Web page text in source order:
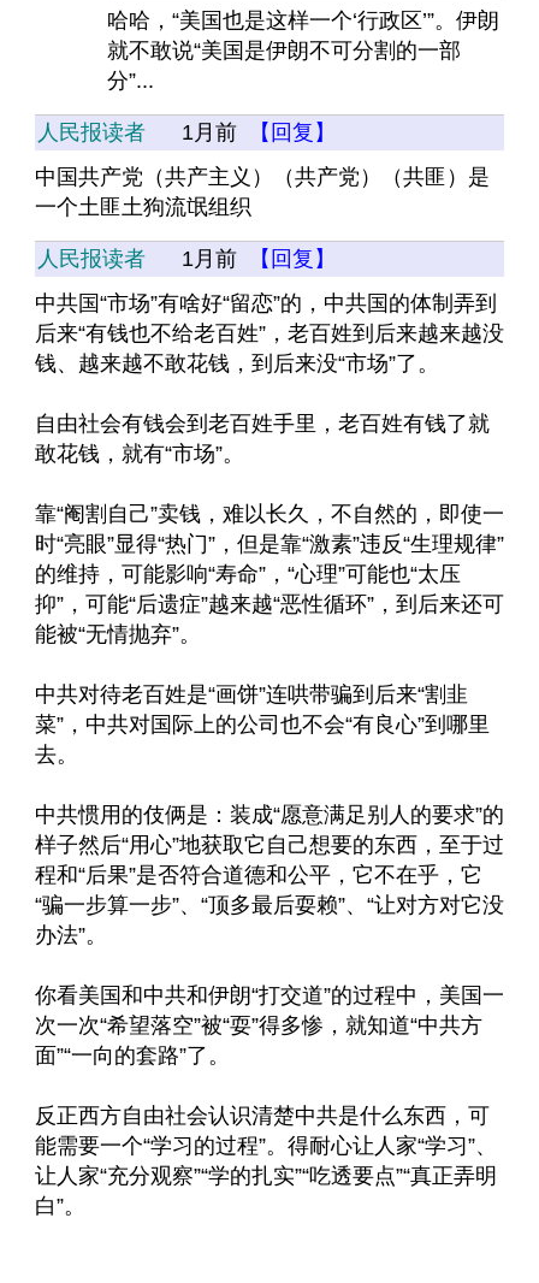
哈哈，“美国也是这样一个‘行政区’”。伊朗
就不敢说“美国是伊朗不可分割的一部
分”...
人民报读者 1月前
【回复】
中国共产党（共产主义）（共产党）（共匪）是
一个土匪土狗流氓组织
人民报读者 1月前
【回复】
中共国“市场”有啥好“留恋”的，中共国的体制弄到
后来“有钱也不给老百姓”，老百姓到后来越来越没
钱、越来越不敢花钱，到后来没“市场”了。
自由社会有钱会到老百姓手里，老百姓有钱了就
敢花钱，就有“市场”。
靠“阉割自己”卖钱，难以长久，不自然的，即使一
时“亮眼”显得“热门”，但是靠“激素”违反“生理规律”
的维持，可能影响“寿命”，“心理”可能也“太压
抑”，可能“后遗症”越来越“恶性循环”，到后来还可
能被“无情抛弃”。
中共对待老百姓是“画饼”连哄带骗到后来“割韭
菜”，中共对国际上的公司也不会“有良心”到哪里
去。
中共惯用的伎俩是：装成“愿意满足别人的要求”的
样子然后“用心”地获取它自己想要的东西，至于过
程和“后果”是否符合道德和公平，它不在乎，它
“骗一步算一步”、“顶多最后耍赖”、“让对方对它没
办法”。
你看美国和中共和伊朗“打交道”的过程中，美国一
次一次“希望落空”被“耍”得多惨，就知道“中共方
面”“一向的套路”了。
反正西方自由社会认识清楚中共是什么东西，可
能需要一个“学习的过程”。得耐心让人家“学习”、
让人家“充分观察”“学的扎实”“吃透要点”“真正弄明
白”。